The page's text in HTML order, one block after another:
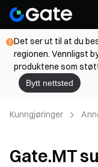
Det ser ut til at du
regionen. Vennligst
produktene som
Bytt nettsted
Kunngjøringer
Gate.MT